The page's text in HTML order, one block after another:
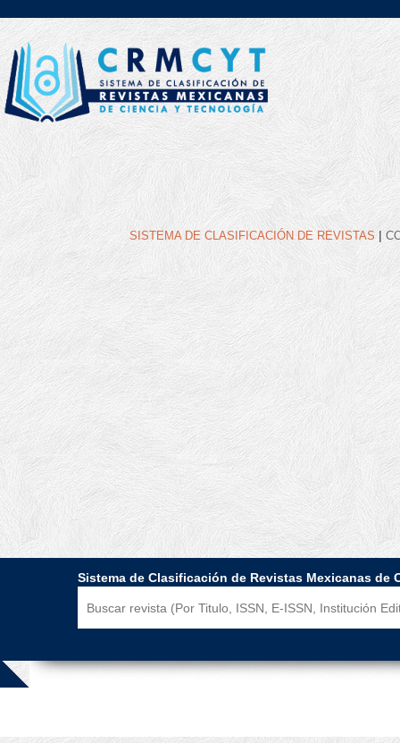
SISTEMA DE CLASIFICACIÓN DE REVISTAS |
Sistema de Clasificación de Revistas Mexicanas de